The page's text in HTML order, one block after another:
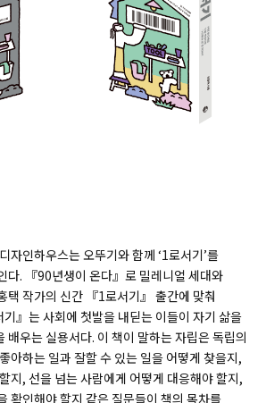
자인하우스는 오뚜기와 함께 ‘1로서기’를
다. 『90년생이 온다』로 밀레니얼 세대와
택 작가의 신간 『1로서기』 출간에 맞춰
』는 사회에 첫발을 내딛는 이들이 자기 삶을
배우는 실용서다. 이 책이 말하는 자립은 독립의
아하는 일과 잘할 수 있는 일을 어떻게 찾을지,
지, 선을 넘는 사람에게 어떻게 대응해야 할지,
확인해야 할지 같은 질문들이 책의 목차를